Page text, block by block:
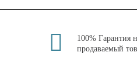
100% Гарантия
продаваемый